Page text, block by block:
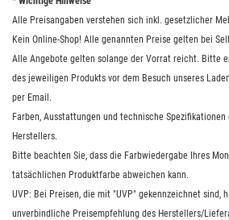
Alle Preisangaben verstehen sich inkl. gesetzlicher
Kein Online-Shop! Alle genannten Preise gelten bei
Alle Angebote gelten solange der Vorrat reicht. Bitte
des jeweiligen Produkts vor dem Besuch unseres
per Email.
Farben, Ausstattungen und technische
Herstellers.
Bitte beachten Sie, dass die Farbwiedergabe Ihres
tatsächlichen Produktfarbe abweichen kann.
UVP: Bei Preisen, die mit "UVP" gekennzeichnet sind,
unverbindliche Preisempfehlung des Herstellers/